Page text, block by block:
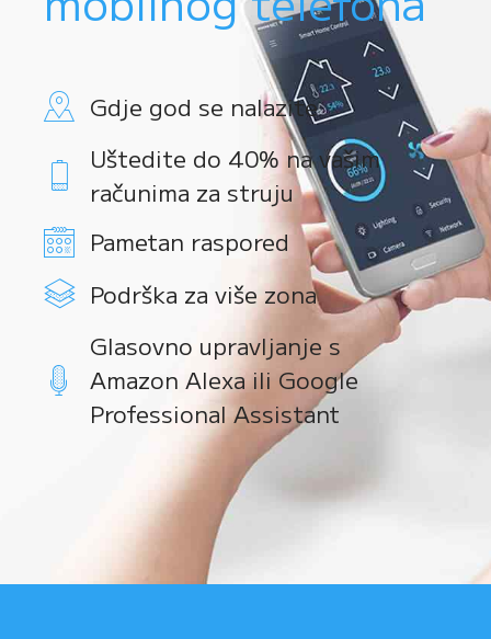
Gdje god se nalazite
Uštedite do 40% na vašim
računima za struju
Pametan raspored
Podrška za više zona
Glasovno upravljanje s
Amazon Alexa ili Google
Professional Assistant